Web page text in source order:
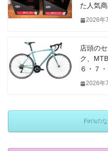
た人気
2026年
店頭の
ク、
６・７
2026年
Fin'sの